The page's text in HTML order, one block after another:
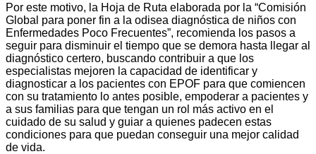
Por este motivo, la Hoja de Ruta elaborada por la “Comisión
Global para poner fin a la odisea diagnóstica de niños con
Enfermedades Poco Frecuentes”, recomienda los pasos a
seguir para disminuir el tiempo que se demora hasta llegar al
diagnóstico certero, buscando contribuir a que los
especialistas mejoren la capacidad de identificar y
diagnosticar a los pacientes con EPOF para que comiencen
con su tratamiento lo antes posible, empoderar a pacientes y
a sus familias para que tengan un rol más activo en el
cuidado de su salud y guiar a quienes padecen estas
condiciones para que puedan conseguir una mejor calidad
de vida.